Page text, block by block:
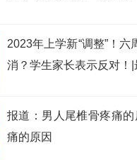
2023年上学新“调整”！六
消？学生家长表示反对！|
报道：男人尾椎骨疼痛
痛的原因